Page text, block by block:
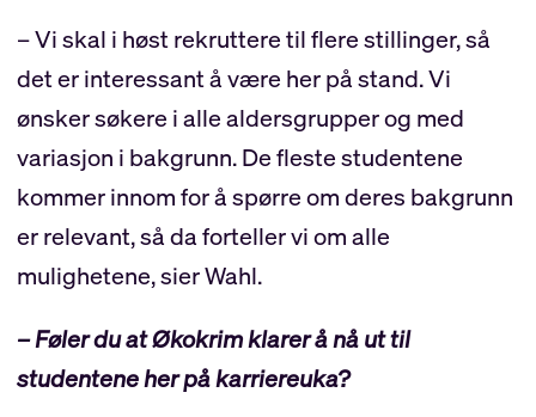
– Vi skal i høst rekruttere til flere stillinger, så
det er interessant å være her på stand. Vi
ønsker søkere i alle aldersgrupper og med
variasjon i bakgrunn. De fleste studentene
kommer innom for å spørre om deres bakgrunn
er relevant, så da forteller vi om alle
mulighetene, sier Wahl.
– Føler du at Økokrim klarer å nå ut til
studentene her på karriereuka?